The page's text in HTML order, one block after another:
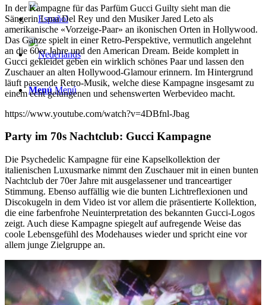
Menú Menú
In der Kampagne für das Parfüm Gucci Guilty sieht man die
Sängerin Lana Del Rey und den Musiker Jared Leto als
amerikanische «Vorzeige-Paar» an ikonischen Orten in Hollywood.
Das Ganze spielt in einer Retro-Perspektive, vermutlich angelehnt
an die 60er Jahre und den American Dream. Beide komplett in
Gucci gekleidet geben ein wirklich schönes Paar und lassen den
Zuschauer an alten Hollywood-Glamour erinnern. Im Hintergrund
läuft passende Retro-Musik, welche diese Kampagne insgesamt zu
einem echt gelungenen und sehenswerten Werbevideo macht.
https://www.youtube.com/watch?v=4DBfnl-Jbag
Party im 70s Nachtclub: Gucci Kampagne
Die Psychedelic Kampagne für eine Kapselkollektion der
italienischen Luxusmarke nimmt den Zuschauer mit in einen bunten
Nachtclub der 70er Jahre mit ausgelassener und tranceartiger
Stimmung. Ebenso auffällig wie die bunten Lichtreflexionen und
Discokugeln in dem Video ist vor allem die präsentierte Kollektion,
die eine farbenfrohe Neuinterpretation des bekannten Gucci-Logos
zeigt. Auch diese Kampagne spiegelt auf aufregende Weise das
coole Lebensgefühl des Modehauses wieder und spricht eine vor
allem junge Zielgruppe an.